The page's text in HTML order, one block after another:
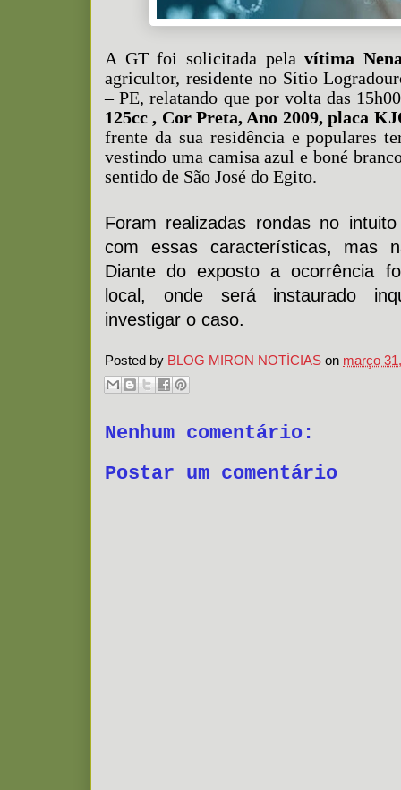
A GT foi solicitada pelavítima
agricultor, residente no Sítio
– PE, relatando que por volta das
125cc , Cor Preta, Ano 2009, placa
frente da sua residência e populares
vestindo uma camisa azul e boné
sentido de São José do Egito.
Foram realizadas rondas no
com essas características, mas
Diante do exposto a ocorrência
local, onde será instaurado
investigar o caso.
Posted by BLOG MIRON NOTÍCIAS on março
Nenhum comentário:
Postar um comentário